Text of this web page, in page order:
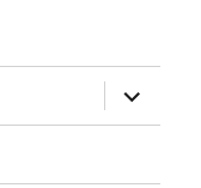
expand
child
menu